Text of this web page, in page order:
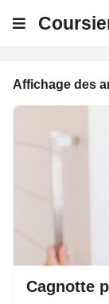
Affichage des
Cagnotte